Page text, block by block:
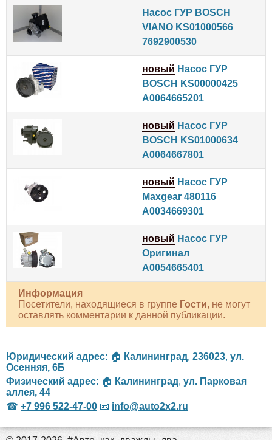
Насос ГУР BOSCH
VIANO KS01000566
7692900530
новый Насос ГУР
BOSCH KS00000425
A0064665201
новый Насос ГУР
BOSCH KS01000634
A0064667801
новый Насос ГУР
Maxgear 480116
A0034669301
новый Насос ГУР
Оригинал
A0054665401
Информация
Посетители, находящиеся в группе Гости, не могут
оставлять комментарии к данной публикации.
Юридический адрес: 🏠 Калининград, 236023, ул.
Осенняя, 6Б
Физический адрес: 🏠 Калининград, ул. Парковая
аллея, 44
☎ +7 996 522-47-00 📧 info@auto2x2.ru